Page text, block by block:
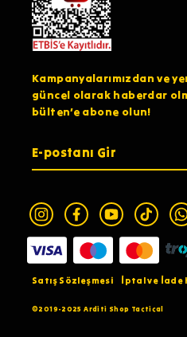
Kampanyalarımızdan ve
güncel olarak haberdar
bülten’e abone olun!
©2019-2025 Arditi Shop Tactical
Satış Sözleşmesi İptal ve İade